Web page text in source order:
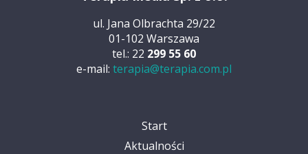
ul. Jana Olbrachta 29/22
01-102 Warszawa
tel.: 22 299 55 60
e-mail: terapia@terapia.com.pl
Start
Aktualności